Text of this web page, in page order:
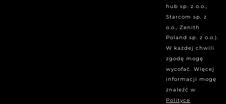
hub sp. z o.o.,
Starcom sp. z
o.o., Zenith
Poland sp. z o.o.).
W każdej chwili
zgodę mogę
wycofać. Więcej
informacji mogę
znaleźć w
Polityce